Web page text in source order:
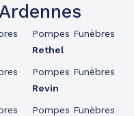
Pompes Funèbres
Rethel
Pompes Funèbres
Revin
Pompes Funèbres